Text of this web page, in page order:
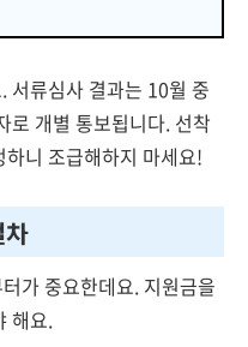
서류심사 결과는 10월 중
로 개별 통보됩니다. 선착
니 조급해하지 마세요!
가 중요한데요. 지원금을
해요.